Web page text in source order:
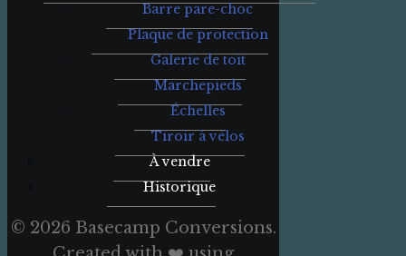
Barre pare-choc
Plaque de protection
Galerie de toit
Marchepieds
Échelles
Tiroir à vélos
À vendre
Historique
© 2026 Basecamp Conversions.